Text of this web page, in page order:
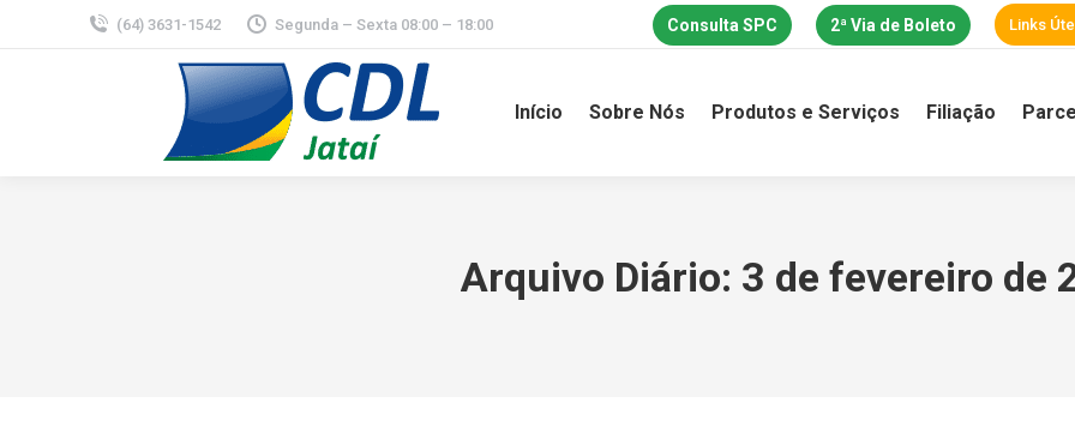
(64) 3631-1542 Segunda – Sexta 08:00 – 18:00 Consulta SPC 2ª Via de Boleto Links
Início Sobre Nós Produtos e Serviços Filiação
Arquivo Diário: 3 de fevereiro de